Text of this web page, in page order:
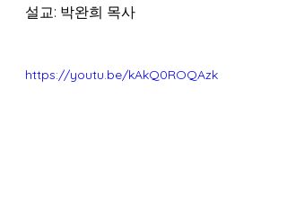
설교: 박완희 목사
https://youtu.be/kAkQ0ROQAzk